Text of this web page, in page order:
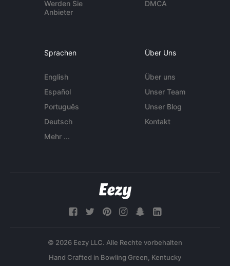
Werden Sie
Anbieter
DMCA
Sprachen
English
Español
Português
Deutsch
Mehr ...
Über Uns
Über uns
Unser Team
Unser Blog
Kontakt
© 2026 Eezy LLC. Alle Rechte vorbehalten